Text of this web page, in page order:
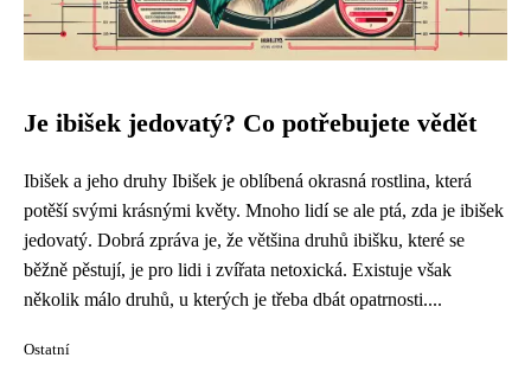
Je ibišek jedovatý? Co potřebujete vědět
Ibišek a jeho druhy Ibišek je oblíbená okrasná rostlina, která
potěší svými krásnými květy. Mnoho lidí se ale ptá, zda je ibišek
jedovatý. Dobrá zpráva je, že většina druhů ibišku, které se
běžně pěstují, je pro lidi i zvířata netoxická. Existuje však
několik málo druhů, u kterých je třeba dbát opatrnosti....
Ostatní